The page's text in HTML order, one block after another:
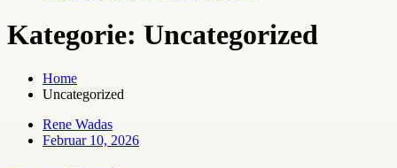
Kategorie: Uncategorized
Home
Uncategorized
Rene Wadas
Februar 10, 2026